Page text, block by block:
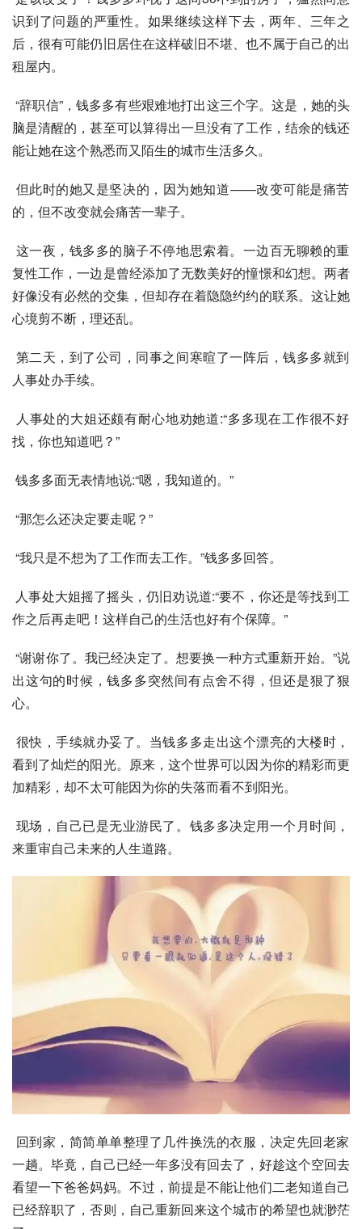
识到了问题的严重性。如果继续这样下去，两年、三年之
后，很有可能仍旧居住在这样破旧不堪、也不属于自己的出
租屋内。
“辞职信”，钱多多有些艰难地打出这三个字。这是，她的头
脑是清醒的，甚至可以算得出一旦没有了工作，结余的钱还
能让她在这个熟悉而又陌生的城市生活多久。
的，但不改变就会痛苦一辈子。
复性工作，一边是曾经添加了无数美好的憧憬和幻想。两者
好像没有必然的交集，但却存在着隐隐约约的联系。这让她
心境剪不断，理还乱。
人事处办手续。
找，你也知道吧？”
钱多多面无表情地说:“嗯，我知道的。”
“那怎么还决定要走呢？”
“我只是不想为了工作而去工作。”钱多多回答。
作之后再走吧！这样自己的生活也好有个保障。”
“谢谢你了。我已经决定了。想要换一种方式重新开始。”说
出这句的时候，钱多多突然间有点舍不得，但还是狠了狠
心。
看到了灿烂的阳光。原来，这个世界可以因为你的精彩而更
加精彩，却不太可能因为你的失落而看不到阳光。
来重审自己未来的人生道路。
一趟。毕竟，自己已经一年多没有回去了，好趁这个空回去
看望一下爸爸妈妈。不过，前提是不能让他们二老知道自己
已经辞职了，否则，自己重新回来这个城市的希望也就渺茫